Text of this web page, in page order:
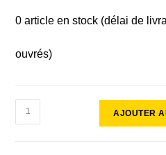
0 article en stock (délai de
ouvrés)
AJOUTER